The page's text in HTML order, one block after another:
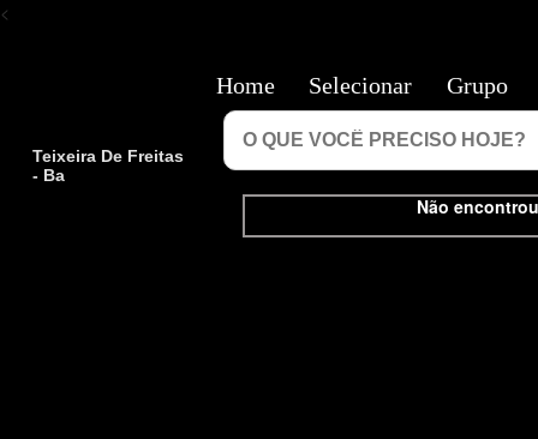
<
Teixeira De Freitas
- Ba
Não
Home Selecionar Grupo